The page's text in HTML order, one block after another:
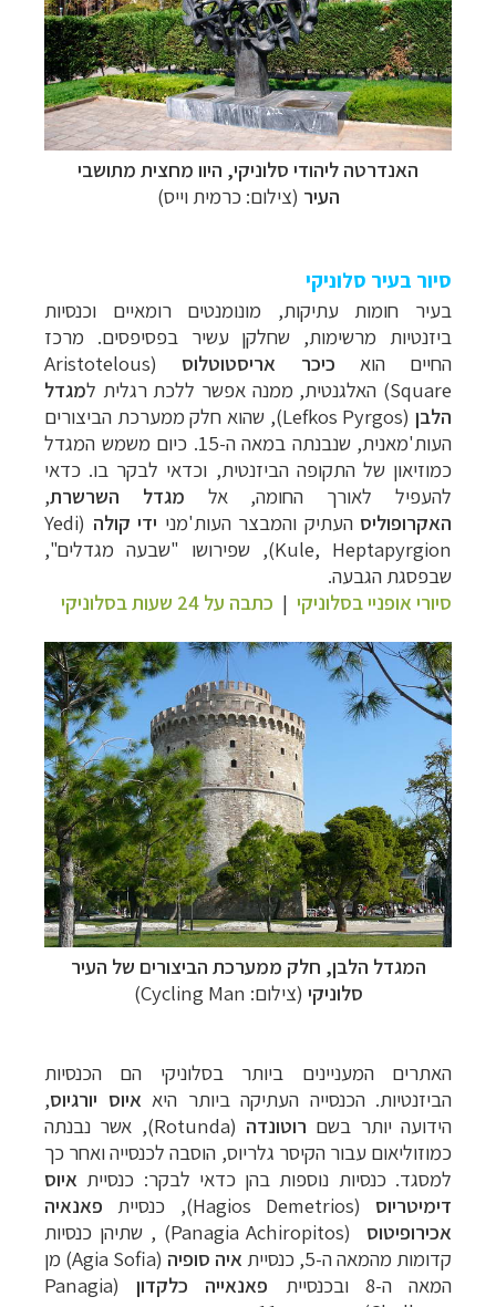
האנדרטה ליהודי סלוניקי, היוו מחצית מתושבי
העיר (צילום: כרמית וייס)
סיור בעיר סלוניקי
בעיר חומות עתיקות, מונומנטים רומאיים וכנסיות
ביזנטיות מרשימות, שחלקן עשיר בפסיפסים. מרכז
החיים הוא כיכר אריסטוטלוס (
Aristotelous
Square
) האלגנטית, ממנה אפשר ללכת רגלית למגדל
הלבן
(Lefkos Pyrgos), שהוא חלק ממערכת הביצורים
העות'מאנית, שנבנתה במאה ה-15. כיום משמש המגדל
כמוזיאון של התקופה הביזנטית, וכדאי לבקר בו. כדאי
להעפיל לאורך החומה, אל מגדל השרשרת,
האקרופוליס העתיק והמבצר העות'מני ידי קולה (
Yedi
Kule, Heptapyrgion), שפירושו "שבעה מגדלים",
שבפסגת הגבעה.
סיורי אופניי בסלוניקי | כתבה על 24 שעות בסלוניקי
המגדל הלבן, חלק ממערכת הביצורים של העיר
סלוניקי (צילום: Cycling Man
)
האתרים המעניינים ביותר בסלוניקי הם הכנסיות
הביזנטיות. הכנסייה העתיקה ביותר היא איוס יורגיוס,
הידועה יותר בשם רוטונדה
(Rotunda), אשר נבנתה
כמוזוליאום עבור הקיסר גלריוס, הוסבה לכנסייה ואחר כך
למסגד. כנסיות נוספות בהן כדאי לבקר: כנסיית איוס
דימיטריוס (
Hagios Demetrios
), כנסיית פאנאיה
אכירופיטוס
(Panagia Achiropitos) , שתיהן כנסיות
קדומות מהמאה ה-5, כנסיית
איה סופיה (
Agia Sofia) מן
המאה ה-8 ובכנסיית
פאנאייה כלקדון(
Panagia
תכנון טיולים למדינות אירופהלחצו לרשימת היעדים »
תכנוןטיולים לצפון אמריקה לחצו לרשימת היעדים »